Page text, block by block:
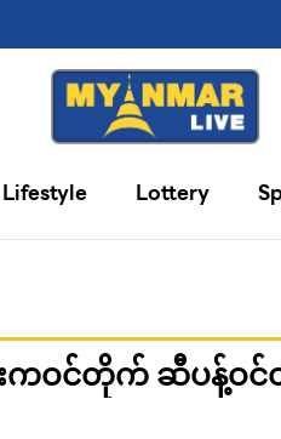
Lifestyle Lottery
င်တိုက် ဆီပန့်ဝင်ထ